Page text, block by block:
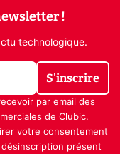
!
technologique.
S'inscrire
par email des
de Clubic.
votre consentement
présent